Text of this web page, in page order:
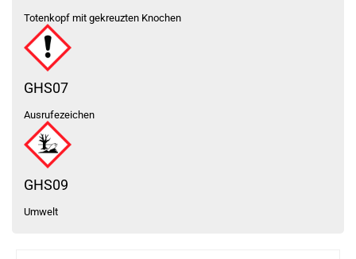
Totenkopf mit gekreuzten Knochen
GHS07
Ausrufezeichen
GHS09
Umwelt